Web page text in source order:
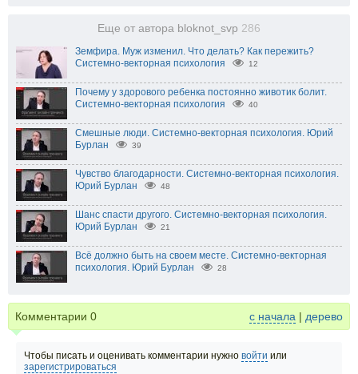
Еще от автора bloknot_svp 286
Земфира. Муж изменил. Что делать? Как пережить?
Системно-векторная психология
12
Почему у здорового ребенка постоянно животик болит.
Системно-векторная психология
40
Смешные люди. Системно-векторная психология. Юрий
Бурлан
39
Чувство благодарности. Системно-векторная психология.
Юрий Бурлан
48
Шанс спасти другого. Системно-векторная психология.
Юрий Бурлан
21
Всё должно быть на своем месте. Системно-векторная
психология. Юрий Бурлан
28
Комментарии 0 с начала | дерево
Чтобы писать и оценивать комментарии нужно войти или
зарегистрироваться